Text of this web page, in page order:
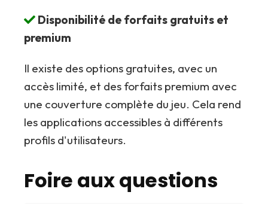
Disponibilité de forfaits gratuits et
premium
Il existe des options gratuites, avec un
accès limité, et des forfaits premium avec
une couverture complète du jeu. Cela rend
les applications accessibles à différents
profils d'utilisateurs.
Foire aux questions